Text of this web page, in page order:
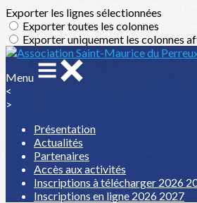
Exporter les lignes sélectionnées
Exporter toutes les colonnes
Exporter uniquement les colonnes
Menu
<
>
Présentation
Actualités
Partenaires
Accès aux activités
Inscriptions à télécharger 2026
Inscriptions en ligne 2026 2027